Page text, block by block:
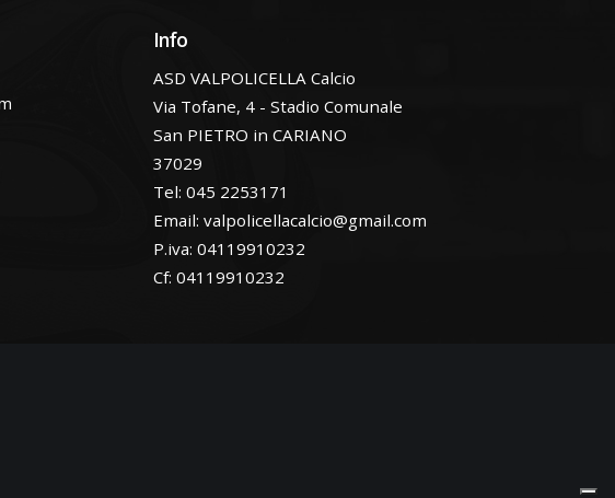
Info
ASD VALPOLICELLA Calcio
Via Tofane, 4 - Stadio Comunale
San PIETRO in CARIANO
37029
Tel: 045 2253171
Email: valpolicellacalcio@gmail.com
P.iva: 04119910232
Cf: 04119910232